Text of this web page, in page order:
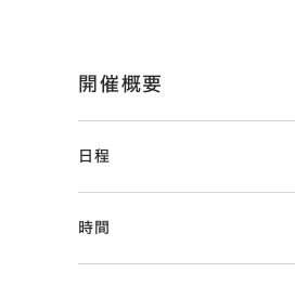
開催概要
日程
時間